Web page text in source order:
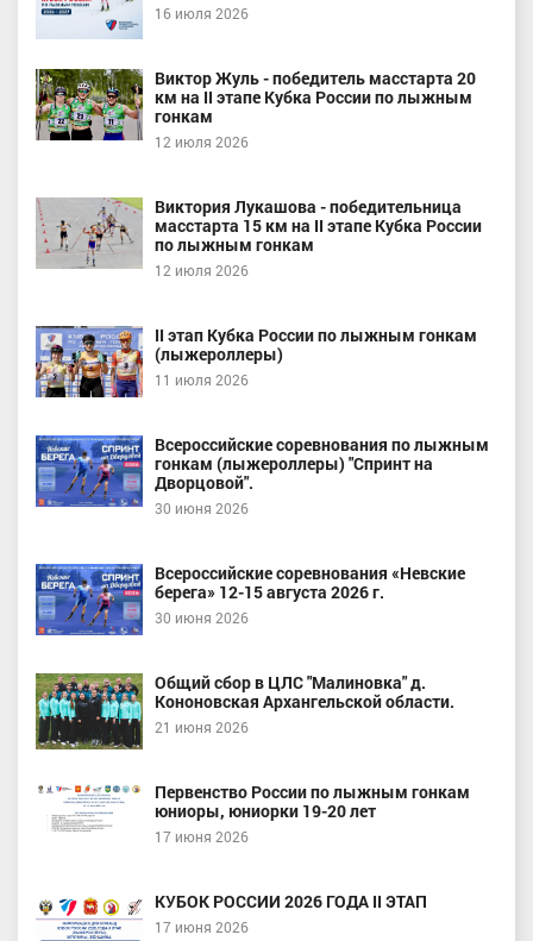
16 июля 2026
Виктор Жуль - победитель масстарта 20
км на II этапе Кубка России по лыжным
гонкам
12 июля 2026
Виктория Лукашова - победительница
масстарта 15 км на II этапе Кубка России
по лыжным гонкам
12 июля 2026
II этап Кубка России по лыжным гонкам
(лыжероллеры)
11 июля 2026
Всероссийские соревнования по лыжным
гонкам (лыжероллеры) "Спринт на
Дворцовой".
30 июня 2026
Всероссийские соревнования «Невские
берега» 12-15 августа 2026 г.
30 июня 2026
Общий сбор в ЦЛС "Малиновка" д.
Кононовская Архангельской области.
21 июня 2026
Первенство России по лыжным гонкам
юниоры, юниорки 19-20 лет
17 июня 2026
КУБОК РОССИИ 2026 ГОДА II ЭТАП
17 июня 2026